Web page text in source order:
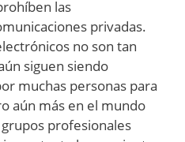
las
privadas.
no son tan
siguen siendo
muchas personas para
aún más en el mundo
profesionales